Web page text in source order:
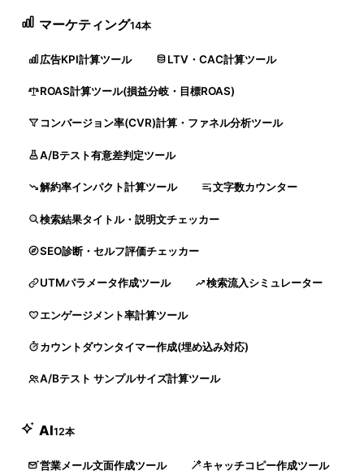
マーケティング14本
広告KPI計算ツール LTV・CAC計算ツール
ROAS計算ツール(損益分岐・目標ROAS)
コンバージョン率(CVR)計算・ファネル分析ツール
A/Bテスト有意差判定ツール
解約率インパクト計算ツール 文字数カウンター
検索結果タイトル・説明文チェッカー
SEO診断・セルフ評価チェッカー
UTMパラメータ作成ツール 検索流入シミュレーター
エンゲージメント率計算ツール
カウントダウンタイマー作成(埋め込み対応)
A/Bテスト サンプルサイズ計算ツール
AI12本
営業メール文面作成ツール キャッチコピー作成ツール